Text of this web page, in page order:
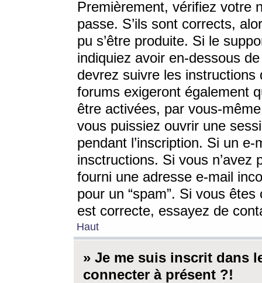
Premièrement, vérifiez votre
passe. S’ils sont corrects,
pu s’être produite. Si le
indiquiez avoir en-dessous
devrez suivre les
forums exigeront également
être activées, par vous-
vous puissiez ouvrir une
pendant l’inscription. Si un
insctructions. Si vous n’avez
fourni une adresse e-mail
pour un “spam”. Si vous
est correcte, essayez de
Haut
» Je me suis inscrit dans
connecter à présent ?!